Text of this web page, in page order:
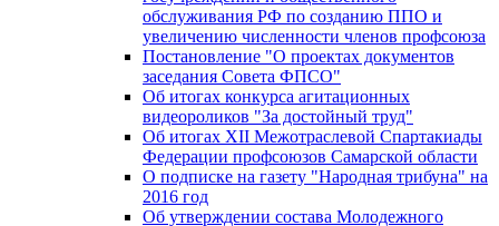
обслуживания РФ по созданию ППО и
увеличению численности членов профсоюза
Постановление "О проектах документов
заседания Совета ФПСО"
Об итогах конкурса агитационных
видеороликов "За достойный труд"
Об итогах XII Межотраслевой Спартакиады
Федерации профсоюзов Самарской области
О подписке на газету "Народная трибуна" на
2016 год
Об утверждении состава Молодежного